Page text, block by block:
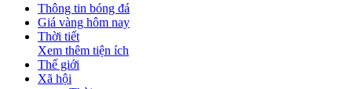
Thông tin bóng đá
Giá vàng hôm nay
Thời tiết
Xem thêm tiện ích
Thế giới
Xã hội